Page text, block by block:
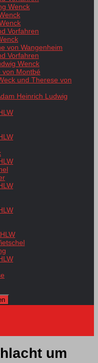
Wenck
Vorfahren
von Wangenheim
Vorfahren
Wenck
von Montbé
und Therese von
Heinrich Ludwig
um